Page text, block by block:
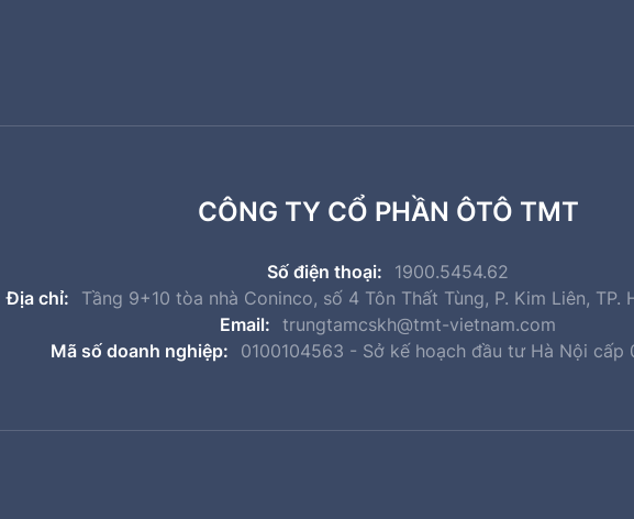
CÔNG TY CỔ PHẦN ÔTÔ TMT
Số điện thoại:
1900.5454.62
Địa chỉ:
Tầng 9+10 tòa nhà Coninco, số 4 Tôn Thất Tùng, P. Kim Liên, TP.
Email: trungtamcskh@tmt-vietnam.com
Mã số doanh nghiệp:
0100104563 - Sở kế hoạch đầu tư Hà Nội cấp